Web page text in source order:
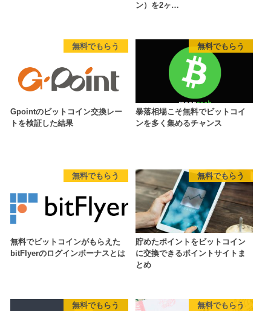
ン）を2ヶ…
無料でもらう
Gpointのビットコイン交換レー
トを検証した結果
無料でもらう
暴落相場こそ無料でビットコイ
ンを多く集めるチャンス
無料でもらう
無料でビットコインがもらえた
bitFlyerのログインボーナスとは
無料でもらう
貯めたポイントをビットコイン
に交換できるポイントサイトま
とめ
無料でもらう 無料でもらう